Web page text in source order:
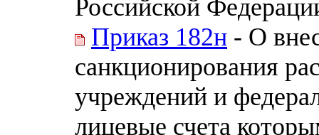
Российской
Приказ 182н - О
санкционирования
учреждений и
лицевые счета